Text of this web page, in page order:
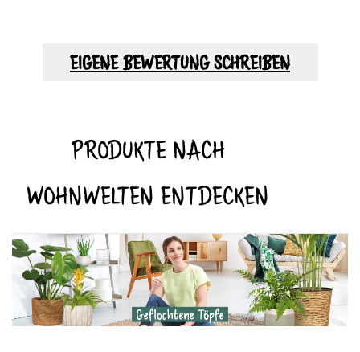
EIGENE BEWERTUNG SCHREIBEN
PRODUKTE NACH
WOHNWELTEN ENTDECKEN